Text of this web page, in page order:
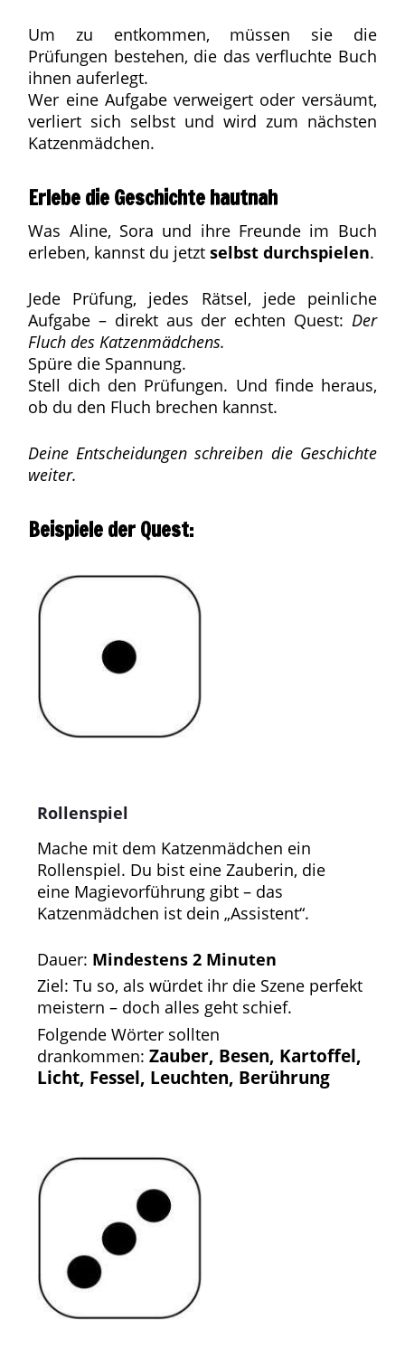
Um zu entkommen, müssen sie die
Prüfungen bestehen, die das verfluchte Buch
ihnen auferlegt.
Wer eine Aufgabe verweigert oder versäumt,
verliert sich selbst und wird zum nächsten
Katzenmädchen.
Erlebe die Geschichte hautnah
Was Aline, Sora und ihre Freunde im Buch
erleben, kannst du jetztselbst durchspielen.
Jede Prüfung, jedes Rätsel, jede peinliche
Aufgabe – direkt aus der echten Quest: Der
Fluch des Katzenmädchens.
Spüre die Spannung.
Stell dich den Prüfungen. Und finde heraus,
ob du den Fluch brechen kannst.
Deine Entscheidungen schreiben die Geschichte
weiter.
Beispiele der Quest:
Rollenspiel
Mache mit dem Katzenmädchen ein
Rollenspiel. Du bist eine Zauberin, die
eine Magievorführung gibt – das
Katzenmädchen ist dein „Assistent“.
Dauer: Mindestens 2 Minuten
Ziel: Tu so, als würdet ihr die Szene perfekt
meistern – doch alles geht schief.
Folgende Wörter sollten
drankommen:Zauber, Besen, Kartoffel,
Licht, Fessel, Leuchten, Berührung